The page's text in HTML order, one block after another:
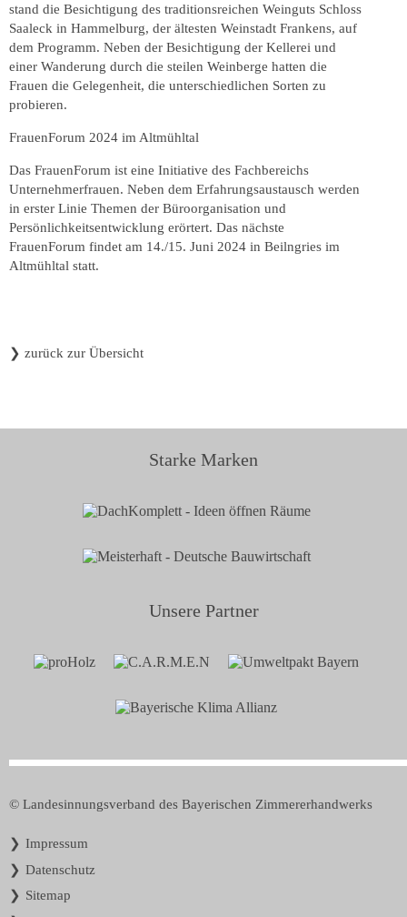
stand die Besichtigung des traditionsreichen Weinguts Schloss
Saaleck in Hammelburg, der ältesten Weinstadt Frankens, auf
dem Programm. Neben der Besichtigung der Kellerei und
einer Wanderung durch die steilen Weinberge hatten die
Frauen die Gelegenheit, die unterschiedlichen Sorten zu
probieren.
FrauenForum 2024 im Altmühltal
Das FrauenForum ist eine Initiative des Fachbereichs
Unternehmerfrauen. Neben dem Erfahrungsaustausch werden
in erster Linie Themen der Büroorganisation und
Persönlichkeitsentwicklung erörtert. Das nächste
FrauenForum findet am 14./15. Juni 2024 in Beilngries im
Altmühltal statt.
❯ zurück zur Übersicht
Starke Marken
Unsere Partner
© Landesinnungsverband des Bayerischen Zimmererhandwerks
Navigation
Impressum
Datenschutz
Sitemap